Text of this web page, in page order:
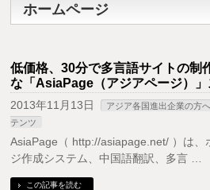
ホームページ
低価格、30分で多言語サイトの制
な「AsiaPage（アジアページ）」
2013年11月13日 アジア各国進出企業の方へ
テンツ
AsiaPage（ http://asiapage.net/ ）は、
ジ作成システム、中国語翻訳、多言 …
この記事を読む